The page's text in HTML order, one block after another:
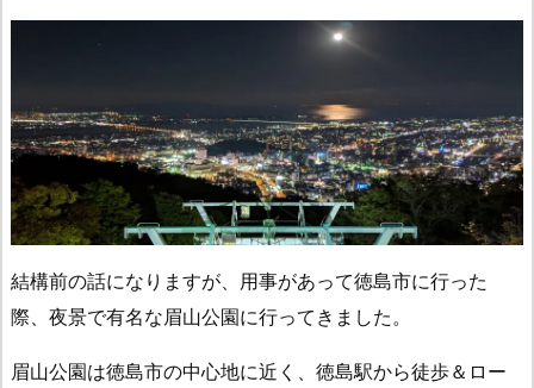
結構前の話になりますが、用事があって徳島市に行った
際、夜景で有名な眉山公園に行ってきました。
眉山公園は徳島市の中心地に近く、徳島駅から徒歩＆ロー